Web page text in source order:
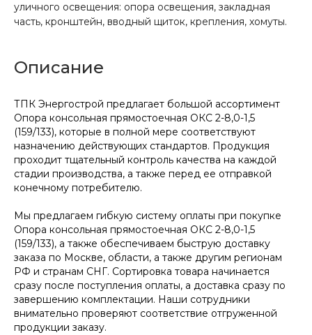
уличного освещения: опора освещения, закладная
часть, кронштейн, вводный щиток, крепления, хомуты.
Описание
ТПК Энергострой предлагает большой ассортимент
Опора консольная прямостоечная ОКС 2-8,0-1,5
(159/133), которые в полной мере соответствуют
назначению действующих стандартов. Продукция
проходит тщательный контроль качества на каждой
стадии производства, а также перед ее отправкой
конечному потребителю.
Мы предлагаем гибкую систему оплаты при покупке
Опора консольная прямостоечная ОКС 2-8,0-1,5
(159/133), а также обеспечиваем быструю доставку
заказа по Москве, области, а также другим регионам
РФ и странам СНГ. Сортировка товара начинается
сразу после поступления оплаты, а доставка сразу по
завершению комплектации. Наши сотрудники
внимательно проверяют соответствие отгруженной
продукции заказу.